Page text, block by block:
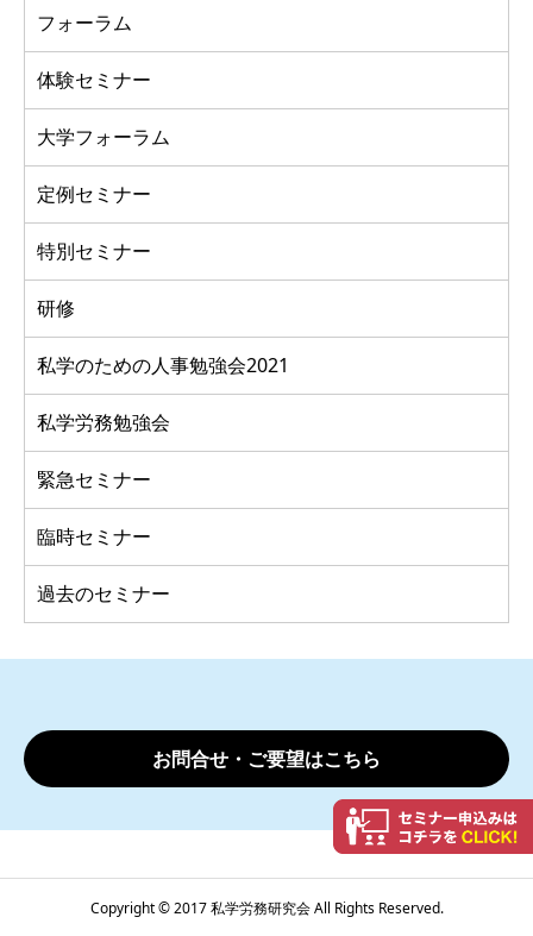
フォーラム
体験セミナー
大学フォーラム
定例セミナー
特別セミナー
研修
私学のための人事勉強会2021
私学労務勉強会
緊急セミナー
臨時セミナー
過去のセミナー
お問合せ・ご要望はこちら
Copyright © 2017 私学労務研究会 All Rights Reserved.